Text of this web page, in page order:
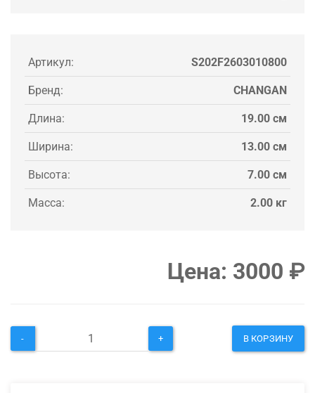
Артикул: S202F2603010800
Бренд: CHANGAN
Длина: 19.00 см
Ширина: 13.00 см
Высота: 7.00 см
Масса: 2.00 кг
Цена: 3000 ₽
- + В КОРЗИНУ